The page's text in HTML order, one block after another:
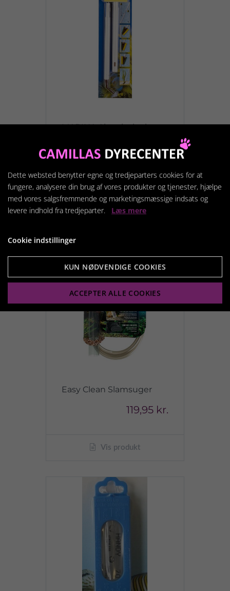
MARINA Akvarieskraber
79,95 kr.
Vis produkt
Easy Clean Slamsuger
119,95 kr.
Vis produkt
Dette websted benytter egne og tredjeparters cookies for at
fungere, analysere din brug af vores produkter og tjenester, hjælpe
med vores salgsfremmende og marketingsmæssige indsats og
levere indhold fra tredjeparter. Læs mere
Cookie indstillinger
KUN NØDVENDIGE COOKIES
ACCEPTER ALLE COOKIES